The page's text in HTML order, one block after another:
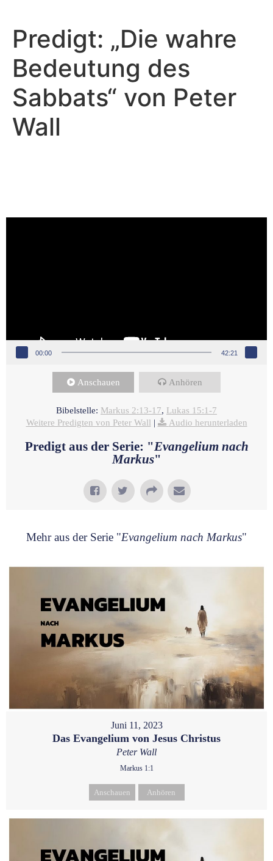
Predigt: „Die wahre
Bedeutung des
Sabbats“ von Peter
Wall
Video-Player
00:00 42:21
Anschauen Anhören
Bibelstelle: Markus 2:13-17, Lukas 15:1-7
Weitere Predigten von Peter Wall | Audio herunterladen
Predigt aus der Serie: "Evangelium nach
Markus"
Mehr aus der Serie "Evangelium nach Markus"
Juni 11, 2023
Das Evangelium von Jesus Christus
Peter Wall
Markus 1:1
Anschauen Anhören